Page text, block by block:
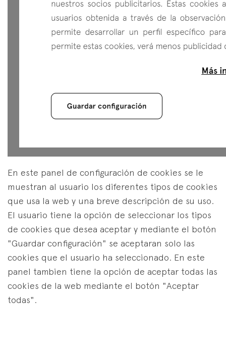
En este panel de configuración de cookies se le
muestran al usuario los diferentes tipos de cookies
que usa la web y una breve descripción de su uso.
El usuario tiene la opción de seleccionar los tipos
de cookies que desea aceptar y mediante el botón
"Guardar configuración" se aceptaran solo las
cookies que el usuario ha seleccionado. En este
panel tambien tiene la opción de aceptar todas las
cookies de la web mediante el botón "Aceptar
todas".